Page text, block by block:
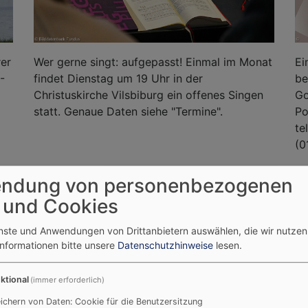
Wer gerne singt: aufgepasst! Einmal im Monat
findet Dienstag um 19 Uhr in der
Christuskirche Vilsbiburg ein offenes Singen
statt. Genaue Daten siehe "Termine".
"Zwischen
20.09.2026 findet um 11:30 Uhr in der Christuskirche
von personenbezogenen
Cookies
und Anwendungen von Drittanbietern auswählen, die wir
bitte unsere Datenschutzhinweise lesen.
(immer erforderlich)
von Daten: Cookie für die Benutzersitzung